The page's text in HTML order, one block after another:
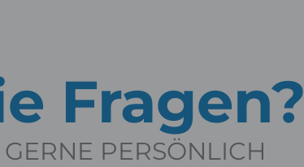
Fragen?
PERSÖNLICH